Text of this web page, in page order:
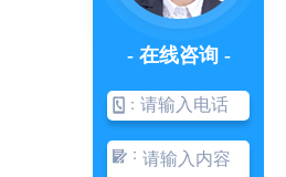
- 在线咨询 -
：
：